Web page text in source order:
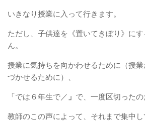
いきなり授業に入って行きます。
ただし、子供達を《置いてきぼり》に
ん。
授業に気持ちを向かわせるために（授
づかせるために）、
「では６年生で／ 」 で、一度区切ったの
教師のこの声によって、それまで集中